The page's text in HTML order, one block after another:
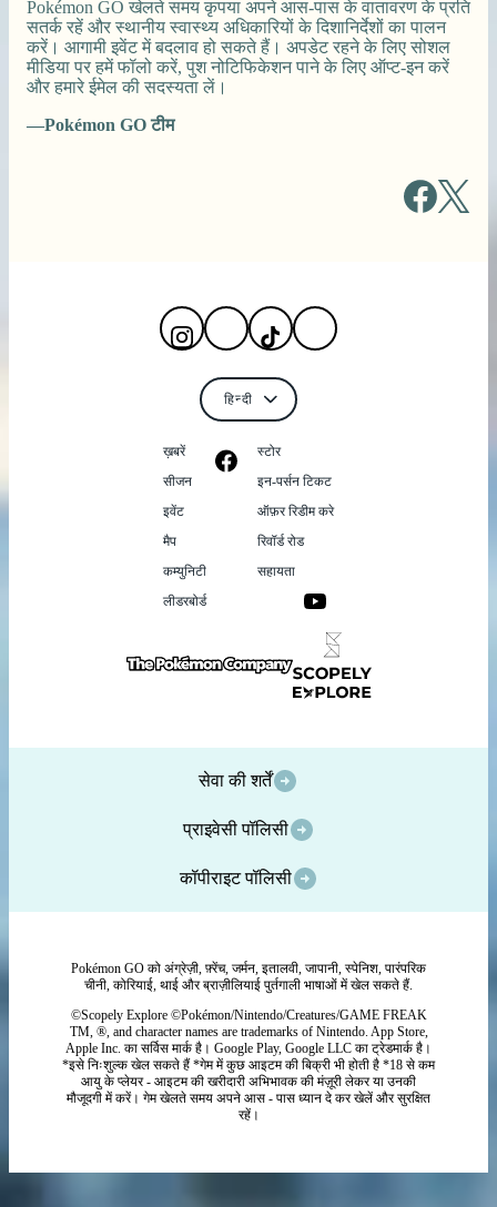
Pokémon GO खेलते समय कृपया अपने आस-पास के वातावरण के प्रति
सतर्क रहें और स्थानीय स्वास्थ्य अधिकारियों के दिशानिर्देशों का पालन
करें। आगामी इवेंट में बदलाव हो सकते हैं। अपडेट रहने के लिए सोशल
मीडिया पर हमें फॉलो करें, पुश नोटिफिकेशन पाने के लिए ऑप्ट-इन करें
और हमारे ईमेल की सदस्यता लें।
—Pokémon GO टीम
ख़बरें
सीजन
इवेंट
मैप
कम्युनिटी
लीडरबोर्ड
स्टोर
इन-पर्सन टिकट
ऑफ़र रिडीम करे
रिवॉर्ड रोड
सहायता
सेवा की शर्तें
प्राइवेसी पॉलिसी
कॉपीराइट पॉलिसी
Pokémon GO को अंग्रेज़ी, फ़्रेंच, जर्मन, इतालवी, जापानी, स्पेनिश, पारंपरिक
चीनी, कोरियाई, थाई और ब्राज़ीलियाई पुर्तगाली भाषाओं में खेल सकते हैं.
©Scopely Explore ©Pokémon/Nintendo/Creatures/GAME FREAK
TM, ®, and character names are trademarks of Nintendo. App Store,
Apple Inc. का सर्विस मार्क है। Google Play, Google LLC का ट्रेडमार्क है।
*इसे निःशुल्क खेल सकते हैं *गेम में कुछ आइटम की बिक्री भी होती है *18 से कम
आयु के प्लेयर - आइटम की खरीदारी अभिभावक की मंज़ूरी लेकर या उनकी
मौजूदगी में करें। गेम खेलते समय अपने आस - पास ध्यान दे कर खेलें और सुरक्षित
रहें।